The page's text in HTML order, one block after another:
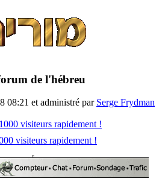
de l'hébreu
08:21 et administré par Serge Frydman
visiteurs rapidement !
visiteurs rapidement !